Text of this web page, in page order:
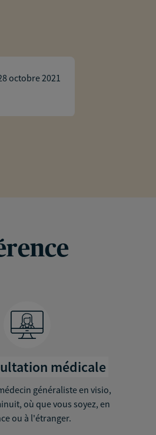
octobre 2021
médicale
généraliste en visio,
où que vous soyez, en
ou à l'étranger.